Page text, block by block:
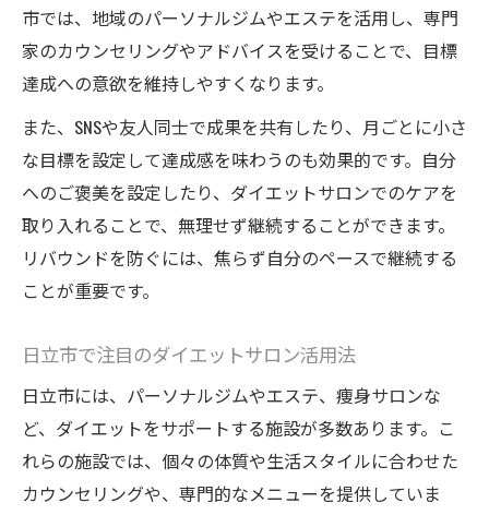
市では、地域のパーソナルジムやエステを活用し、専門
家のカウンセリングやアドバイスを受けることで、目標
達成への意欲を維持しやすくなります。
また、SNSや友人同士で成果を共有したり、月ごとに小さ
な目標を設定して達成感を味わうのも効果的です。自分
へのご褒美を設定したり、ダイエットサロンでのケアを
取り入れることで、無理せず継続することができます。
リバウンドを防ぐには、焦らず自分のペースで継続する
ことが重要です。
日立市で注目のダイエットサロン活用法
日立市には、パーソナルジムやエステ、痩身サロンな
ど、ダイエットをサポートする施設が多数あります。こ
れらの施設では、個々の体質や生活スタイルに合わせた
カウンセリングや、専門的なメニューを提供していま